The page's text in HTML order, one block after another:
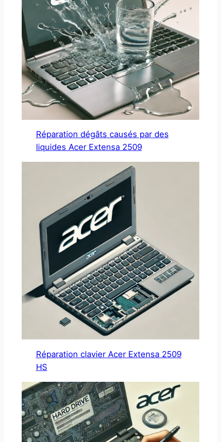
Réparation dégâts causés par des
liquides Acer Extensa 2509
Réparation clavier Acer Extensa 2509
HS